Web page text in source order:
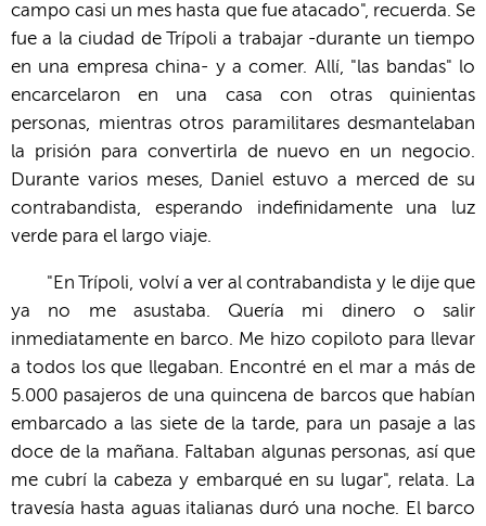
campo casi un mes hasta que fue atacado", recuerda. Se
fue a la ciudad de Trípoli a trabajar -durante un tiempo
en una empresa china- y a comer. Allí, "las bandas" lo
encarcelaron en una casa con otras quinientas
personas, mientras otros paramilitares desmantelaban
la prisión para convertirla de nuevo en un negocio.
Durante varios meses, Daniel estuvo a merced de su
contrabandista, esperando indefinidamente una luz
verde para el largo viaje.
"En Trípoli, volví a ver al contrabandista y le dije que
ya no me asustaba. Quería mi dinero o salir
inmediatamente en barco. Me hizo copiloto para llevar
a todos los que llegaban. Encontré en el mar a más de
5.000 pasajeros de una quincena de barcos que habían
embarcado a las siete de la tarde, para un pasaje a las
doce de la mañana. Faltaban algunas personas, así que
me cubrí la cabeza y embarqué en su lugar", relata. La
travesía hasta aguas italianas duró una noche. El barco